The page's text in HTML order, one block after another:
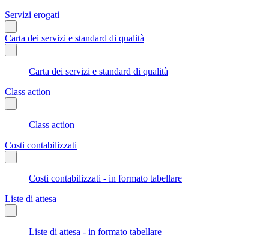
Servizi erogati
Carta dei servizi e standard di qualità
Carta dei servizi e standard di qualità
Class action
Class action
Costi contabilizzati
Costi contabilizzati - in formato tabellare
Liste di attesa
Liste di attesa - in formato tabellare